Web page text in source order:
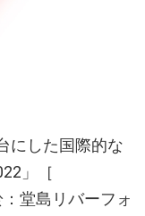
にした国際的な
」［
堂島リバーフォ